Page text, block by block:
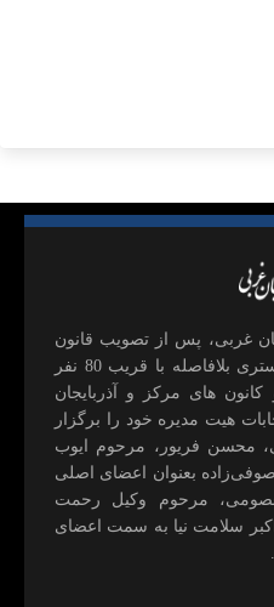
غربی، پس از تصويب قانون
كيفيت اخذ پروانه وكالت دادگستری بلافاصله با قريب 80 نفر
های مركز و آذربايجان
20 اولين انتخابات هيت مديره خود را برگزار
محسن فريور، مرحوم ايوب
بعنوان اعضای اصلی
مرحوم وکیل رحمت
سلامت نيا به سمت اعضای